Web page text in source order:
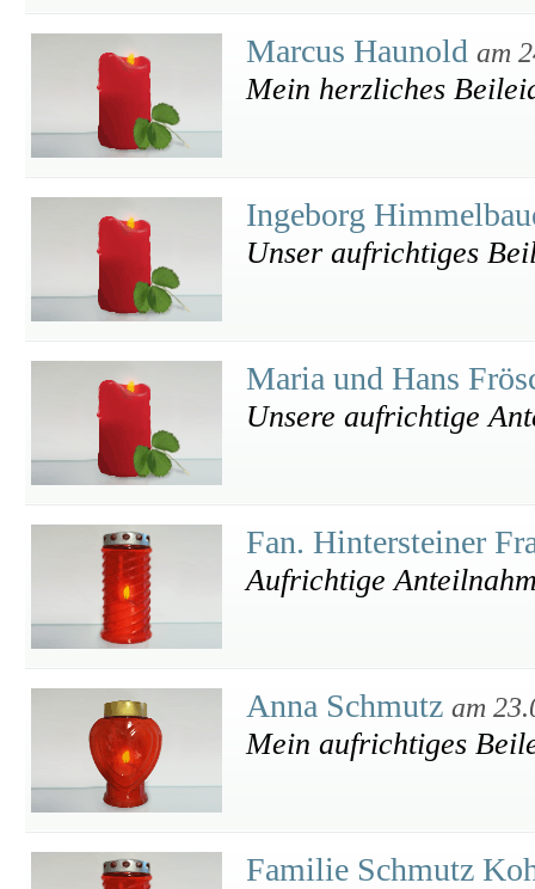
Marcus Haunold am
Mein herzliches
Ingeborg
Unser aufrichtiges
Maria und Hans
Unsere aufrichtige
Fan. Hintersteiner
Aufrichtige
Anna Schmutz am
Mein aufrichtiges
Familie Schmutz